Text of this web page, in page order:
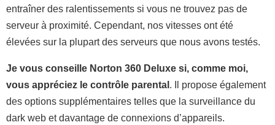
entraîner des ralentissements si vous ne trouvez pas de
serveur à proximité. Cependant, nos vitesses ont été
élevées sur la plupart des serveurs que nous avons testés.
Je vous conseille Norton 360 Deluxe si, comme moi,
vous appréciez le contrôle parental . Il propose également
des options supplémentaires telles que la surveillance du
dark web et davantage de connexions d’appareils.